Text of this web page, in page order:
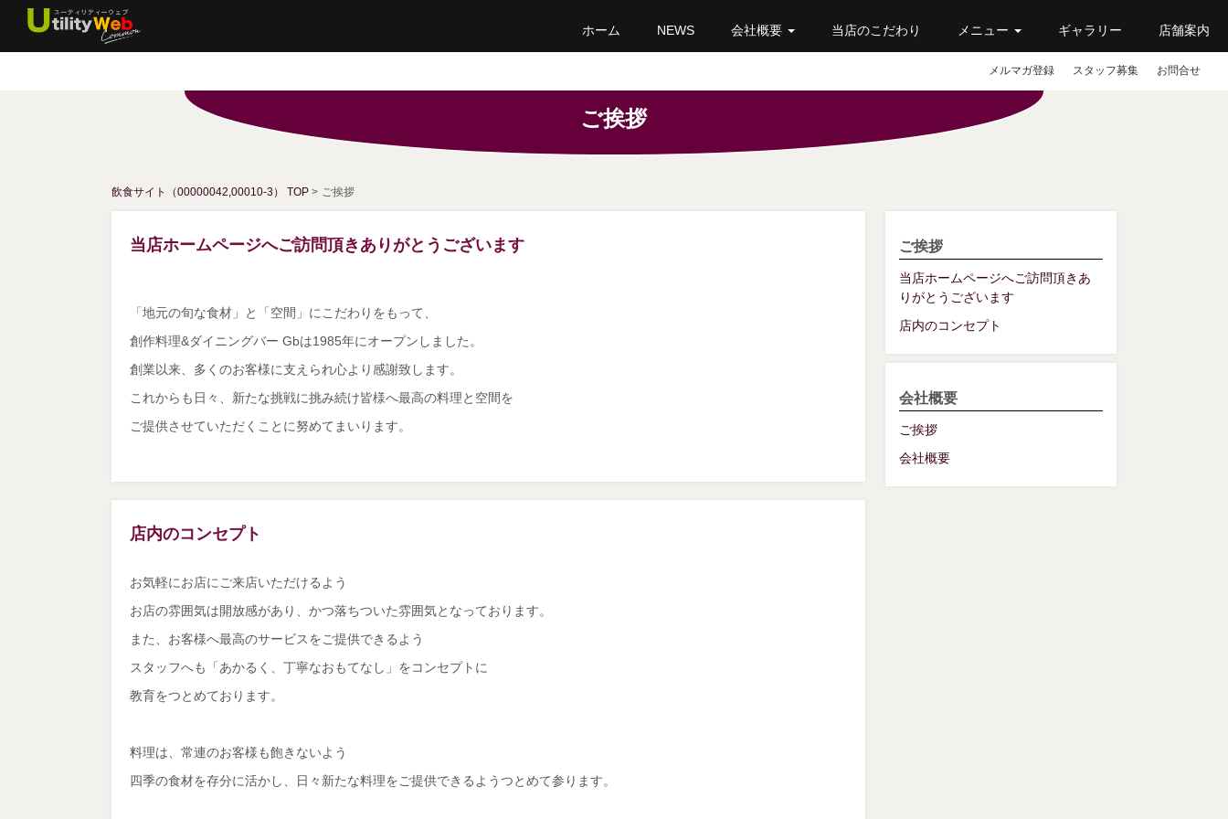
ホーム NEWS 会社概要 当店のこだわり メニュー ギャラリー 店舗案内
メルマガ登録 スタッフ募集 お問合せ
ご挨拶
飲食サイト（00000042,00010-3） TOP > ご挨拶
当店ホームページへご訪問頂きありがとうございます
「地元の旬な食材」と「空間」にこだわりをもって、
創作料理&ダイニングバー Gbは1985年にオープンしました。
創業以来、多くのお客様に支えられ心より感謝致します。
これからも日々、新たな挑戦に挑み続け皆様へ最高の料理と空間を
ご提供させていただくことに努めてまいります。
店内のコンセプト
お気軽にお店にご来店いただけるよう
お店の雰囲気は開放感があり、かつ落ちついた雰囲気となっております。
また、お客様へ最高のサービスをご提供できるよう
スタッフへも「あかるく、丁寧なおもてなし」をコンセプトに
教育をつとめております。
料理は、常連のお客様も飽きないよう
四季の食材を存分に活かし、日々新たな料理をご提供できるようつとめて参ります。
ご挨拶
当店ホームページへご訪問頂きあ
りがとうございます
店内のコンセプト
会社概要
ご挨拶
会社概要